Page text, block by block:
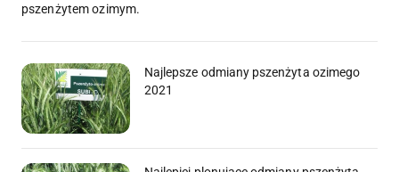
pszenżytem ozimym.
Najlepsze odmiany pszenżyta ozimego
2021